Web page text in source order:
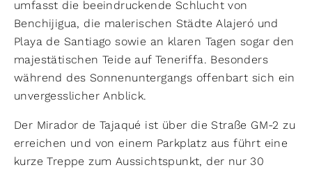
umfasst die beeindruckende Schlucht von
Benchijigua, die malerischen Städte Alajeró und
Playa de Santiago sowie an klaren Tagen sogar den
majestätischen Teide auf Teneriffa. Besonders
während des Sonnenuntergangs offenbart sich ein
unvergesslicher Anblick.
Der Mirador de Tajaqué ist über die Straße GM-2 zu
erreichen und von einem Parkplatz aus führt eine
kurze Treppe zum Aussichtspunkt, der nur 30